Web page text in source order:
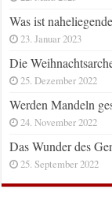
Was ist
23. Januar 2023
Die
25. Dezember 2022
Werden Mandeln
24. November 2022
Das Wunder des
25. September 2022